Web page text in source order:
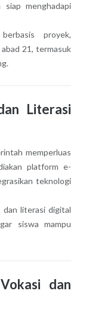
menghadapi
proyek,
21, termasuk
Literasi
memperluas
platform e-
teknologi
dan literasi digital
siswa mampu
dan